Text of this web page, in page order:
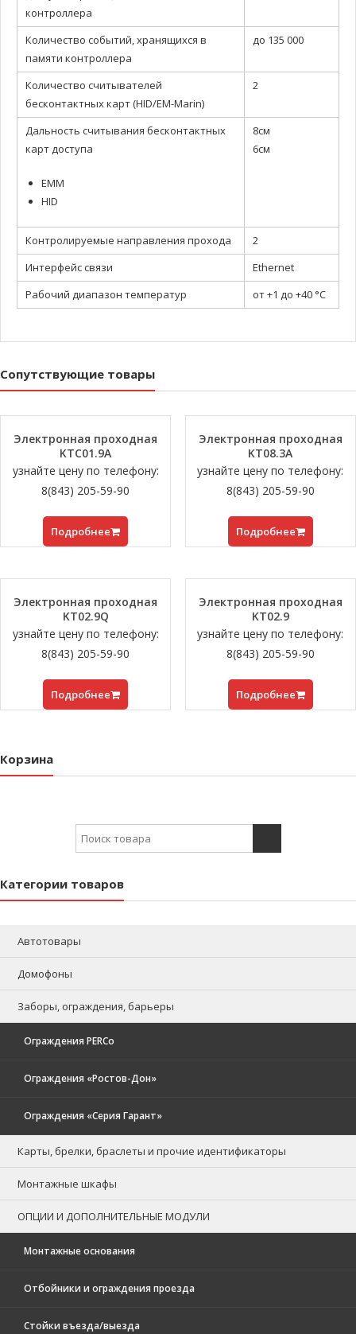
контроллера
Количество событий, хранящихся в
памяти контроллера
до 135 000
Количество считывателей
бесконтактных карт (HID/EM-Marin)
2
Дальность считывания бесконтактных
карт доступа
EMM
HID
8см
6см
Контролируемые направления прохода
2
Интерфейс связи
Ethernet
Рабочий диапазон температур
от +1 до +40 °С
Сопутствующие товары
Электронная проходная
KTC01.9A
узнайте цену по телефону:
8(843) 205-59-90
Подробнее
Электронная проходная
KT08.3A
узнайте цену по телефону:
8(843) 205-59-90
Подробнее
Электронная проходная
KT02.9Q
узнайте цену по телефону:
8(843) 205-59-90
Подробнее
Электронная проходная
KT02.9
узнайте цену по телефону:
8(843) 205-59-90
Подробнее
Корзина
Search for:
Категории товаров
Автотовары
Домофоны
Заборы, ограждения, барьеры
Ограждения PERCo
Ограждения «Ростов-Дон»
Ограждения «Серия Гарант»
Карты, брелки, браслеты и прочие идентификаторы
Монтажные шкафы
ОПЦИИ И ДОПОЛНИТЕЛЬНЫЕ МОДУЛИ
Монтажные основания
Отбойники и ограждения проезда
Стойки въезда/выезда